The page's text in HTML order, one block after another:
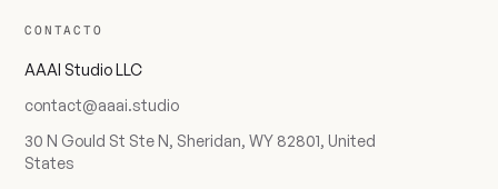
CONTACTO
AAAI Studio LLC
contact@aaai.studio
30 N Gould St Ste N, Sheridan, WY 82801, United
States